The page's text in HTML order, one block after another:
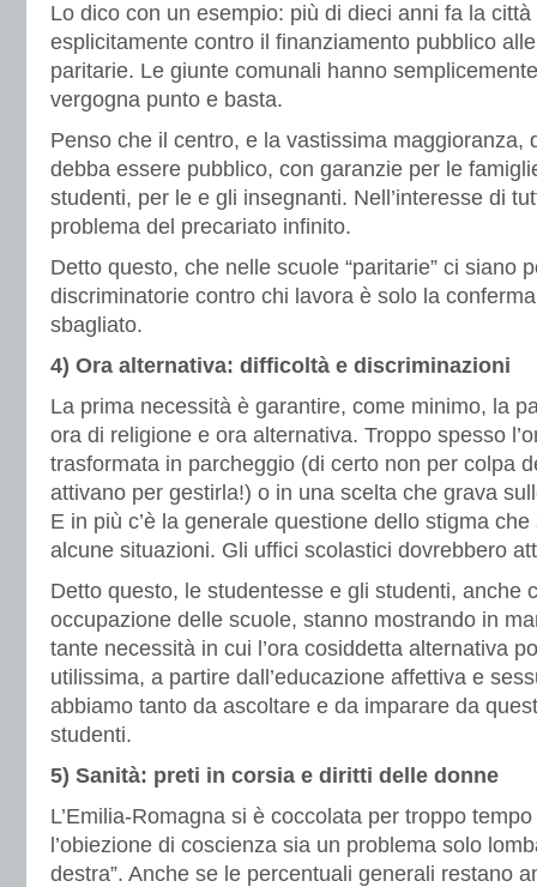
Lo dico con un esempio: più di dieci anni fa la
esplicitamente contro il finanziamento pubblico
paritarie. Le giunte comunali hanno
vergogna punto e basta.
Penso che il centro, e la vastissima maggioranza,
debba essere pubblico, con garanzie per le
studenti, per le e gli insegnanti. Nell’interesse di
problema del precariato infinito.
Detto questo, che nelle scuole “paritarie” ci siano
discriminatorie contro chi lavora è solo la
sbagliato.
4) Ora alternativa: difficoltà e discriminazioni
La prima necessità è garantire, come minimo, la
ora di religione e ora alternativa. Troppo spesso
trasformata in parcheggio (di certo non per colpa
attivano per gestirla!) o in una scelta che grava
E in più c’è la generale questione dello stigma
alcune situazioni. Gli uffici scolastici dovrebbero
Detto questo, le studentesse e gli studenti, anche
occupazione delle scuole, stanno mostrando in
tante necessità in cui l’ora cosiddetta alternativa
utilissima, a partire dall’educazione affettiva e
abbiamo tanto da ascoltare e da imparare da
studenti.
5) Sanità: preti in corsia e diritti delle donne
L’Emilia-Romagna si è coccolata per troppo
l’obiezione di coscienza sia un problema solo
destra”. Anche se le percentuali generali restano